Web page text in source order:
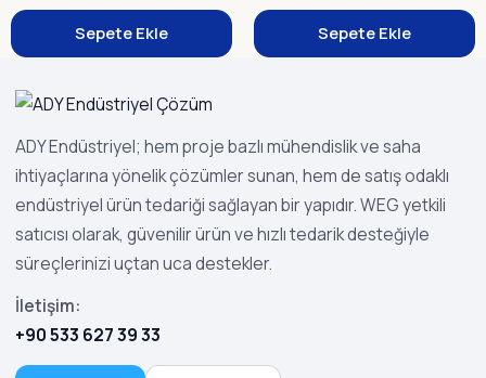
Sepete Ekle
Sepete Ekle
ADY Endüstriyel; hem proje bazlı mühendislik ve saha
ihtiyaçlarına yönelik çözümler sunan, hem de satış odaklı
endüstriyel ürün tedariği sağlayan bir yapıdır. WEG yetkili
satıcısı olarak, güvenilir ürün ve hızlı tedarik desteğiyle
süreçlerinizi uçtan uca destekler.
İletişim:
+90 533 627 39 33